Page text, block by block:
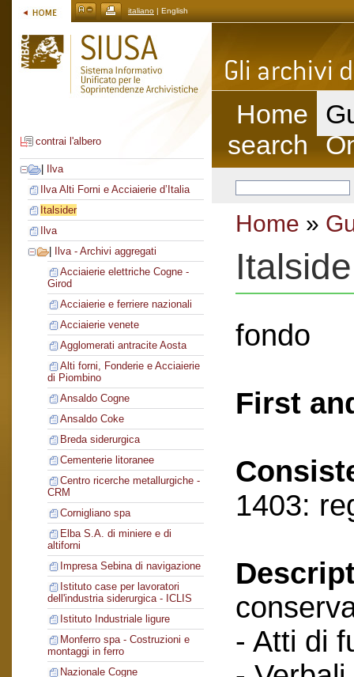
italiano | English
contrai l'albero
Ilva
Ilva Alti Forni e Acciaierie d’Italia
Italsider
Ilva
Ilva - Archivi aggregati
Acciaierie elettriche Cogne -
Girod
Acciaierie e ferriere nazionali
Acciaierie venete
Agglomerati antracite Aosta
Alti forni, Fonderie e Acciaierie
di Piombino
Ansaldo Cogne
Ansaldo Coke
Breda siderurgica
Cementerie litoranee
Centro ricerche metallurgiche -
CRM
Cornigliano spa
Elba S.A. di miniere e di
altiforni
Impresa Sebina di navigazione
Istituto case per lavoratori
dell'industria siderurgica - ICLIS
Istituto Industriale ligure
Monferro spa - Costruzioni e
montaggi in ferro
Nazionale Cogne
Home
search
Home »
fondo
First
1403:
- Atti di